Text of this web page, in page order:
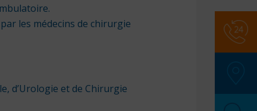
les médecins de chirurgie
d’Urologie et de Chirurgie